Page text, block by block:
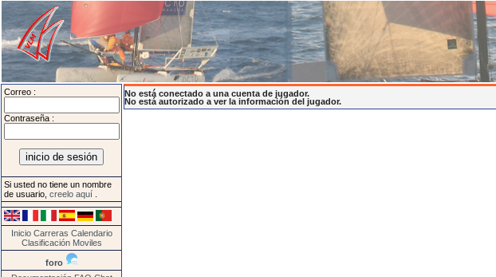
Correo :
Contraseña :
Si usted no tiene un nombre
de usuario, creelo aquí
Inicio Carreras Calendario
Clasificación Moviles
foro
No está conectado a una cuenta de jugador.
No está autorizado a ver la información del jugador.